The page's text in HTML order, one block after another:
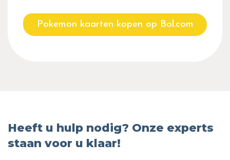
Pokemon kaarten kopen op Bol.com
Heeft u hulp nodig? Onze experts
staan voor u klaar!